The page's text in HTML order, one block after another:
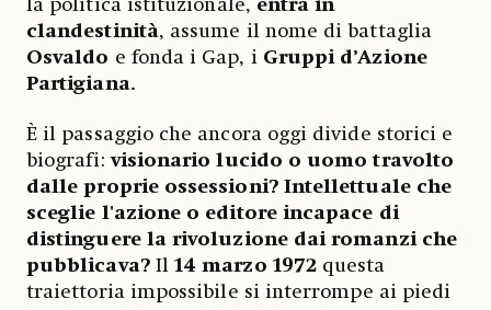
la politica istituzionale, entra in
clandestinità, assume il nome di battaglia
Osvaldo e fonda i Gap, i Gruppi d’Azione
Partigiana.
È il passaggio che ancora oggi divide storici e
biografi:visionario lucido o uomo travolto
dalle proprie ossessioni? Intellettuale che
sceglie l'azione o editore incapace di
distinguere la rivoluzione dai romanzi che
pubblicava?Il14 marzo 1972questa
traiettoria impossibile si interrompe ai piedi